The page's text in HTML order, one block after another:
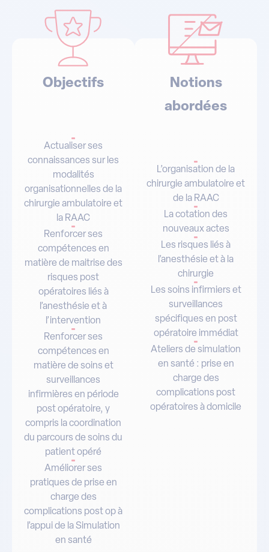
Objectifs
connaissances sur les
modalités
organisationnelles de la
chirurgie ambulatoire et
la RAAC
Renforcer ses
compétences en
matière de maitrise des
risques post
opératoires liés à
l’anesthésie et à
l’intervention
Renforcer ses
compétences en
matière de soins et
surveillances
infirmières en période
post opératoire, y
compris la coordination
du parcours de soins du
patient opéré
Améliorer ses
pratiques de prise en
charge des
complications post op à
l’appui de la Simulation
en santé
Notions
abordées
chirurgie ambulatoire et
de la RAAC
La cotation des
nouveaux actes
Les risques liés à
l’anesthésie et à la
chirurgie
Les soins infirmiers et
surveillances
spécifiques en post
opératoire immédiat
Ateliers de simulation
en santé : prise en
charge des
complications post
opératoires à domicile